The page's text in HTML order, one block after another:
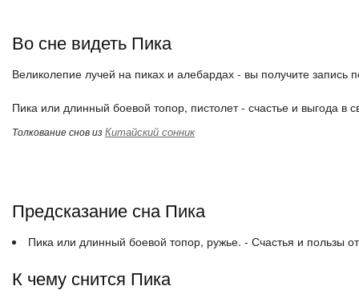
Во сне видеть Пика
Великолепие лучей на пиках и алебардах - вы получите запись
Пика или длинный боевой топор, пистолет - счастье и выгода в
Толкование снов изКитайский сонник
Предсказание сна Пика
Пика или длинный боевой топор, ружье. - Счастья и пользы
К чему снится Пика